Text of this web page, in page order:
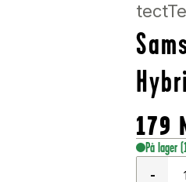
179
På lager
-